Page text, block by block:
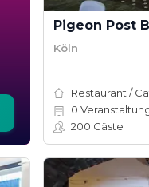
Köln
Restaurant /
0
200 Gäste